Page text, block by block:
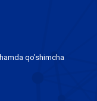
qo’shimcha